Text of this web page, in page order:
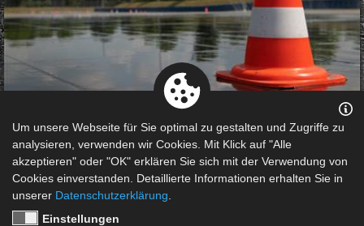
Steigere Deine individuelle Fahrtechnik und somit auch
Deine persönliche Sicherheit, denn man kann bei stetig
wachsender Verkehrsdichte jederzeit mit gefährlichen
und extremen Fahrsituationen konfrontiert werden. Wir
bieten Dir ein stufenweise aufbauendes
Trainingsprogramm, das Dich sicher und souverän
Um unsere Webseite für Sie optimal zu gestalten und Zugriffe zu
analysieren, verwenden wir Cookies. Mit Klick auf "Alle
akzeptieren" oder "OK" erklären Sie sich mit der Verwendung von
Cookies einverstanden. Detaillierte Informationen erhalten Sie in
unserer Datenschutzerklärung
Einstellungen